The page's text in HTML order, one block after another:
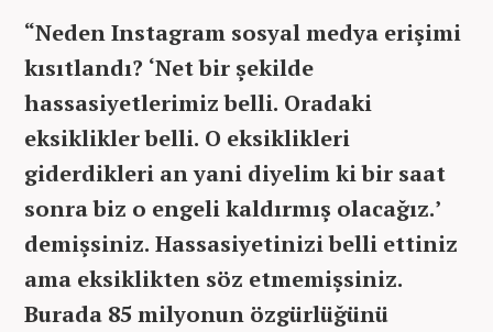
“Neden Instagram sosyal medya erişimi
kısıtlandı? ‘Net bir şekilde
hassasiyetlerimiz belli. Oradaki
eksiklikler belli. O eksiklikleri
giderdikleri an yani diyelim ki bir saat
sonra biz o engeli kaldırmış olacağız.’
demişsiniz. Hassasiyetinizi belli ettiniz
ama eksiklikten söz etmemişsiniz.
Burada 85 milyonun özgürlüğünü